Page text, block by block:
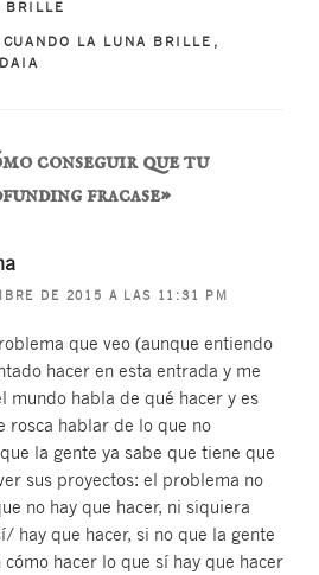
BRILLE
CUANDO LA LUNA BRILLE ,
conseguir que tu
fracase»
DE 2015 A LAS 11:31 PM
que veo (aunque entiendo
hacer en esta entrada y me
mundo habla de qué hacer y es
rosca hablar de lo que no
la gente ya sabe que tiene que
sus proyectos: el problema no
no hay que hacer, ni siquiera
hay que hacer, si no que la gente
cómo hacer lo que sí hay que hacer